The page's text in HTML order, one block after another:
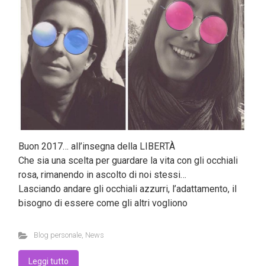
Buon 2017… all’insegna della LIBERTÀ
Che sia una scelta per guardare la vita con gli occhiali
rosa, rimanendo in ascolto di noi stessi…
Lasciando andare gli occhiali azzurri, l’adattamento, il
bisogno di essere come gli altri vogliono
Blog personale, News
Leggi tutto